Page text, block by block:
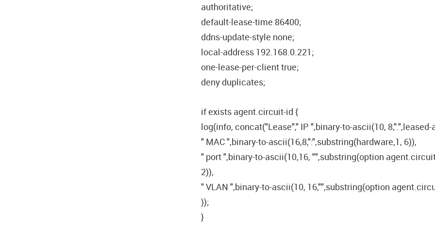
authoritative;
default-lease-time 86400;
ddns-update-style none;
local-address 192.168.0.221;
one-lease-per-client true;
deny duplicates;
if exists agent.circuit-id {
log(info, concat("Lease"," IP ",binary-to-ascii(10, 8,".",leased-
" MAC ",binary-to-ascii(16,8,":",substring(hardware,1, 6)),
" port ",binary-to-ascii(10,16, "",substring(option
2)),
" VLAN ",binary-to-ascii(10, 16,"",substring(option
));
}